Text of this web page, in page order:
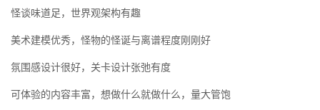
怪谈味道足，世界观架构有趣
美术建模优秀，怪物的怪诞与离谱程度刚刚好
氛围感设计很好，关卡设计张弛有度
可体验的内容丰富，想做什么就做什么，量大管饱